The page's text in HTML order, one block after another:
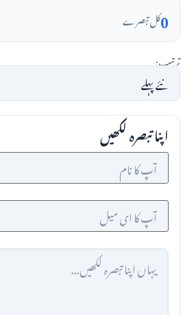
0کل تبصرے
ترتیب:
اپنا تبصرہ لکھیں